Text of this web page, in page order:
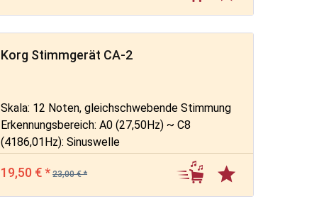
Korg Stimmgerät CA-2
Skala: 12 Noten, gleichschwebende Stimmung
Erkennungsbereich: A0 (27,50Hz) ~ C8
(4186,01Hz): Sinuswelle
Referenztöne: C4 (261,63Hz)~C5 (523,25Hz):
Eine Oktave
19,50 € * 23,00 € *